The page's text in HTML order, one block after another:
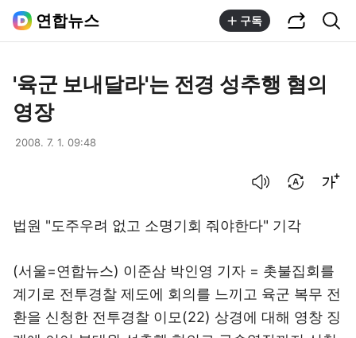
연합뉴스 구독
'육군 보내달라'는 전경 성추행 혐의
영장
2008. 7. 1. 09:48
법원 "도주우려 없고 소명기회 줘야한다" 기각
(서울=연합뉴스) 이준삼 박인영 기자 = 촛불집회를
계기로 전투경찰 제도에 회의를 느끼고 육군 복무 전
환을 신청한 전투경찰 이모(22) 상경에 대해 영창 징